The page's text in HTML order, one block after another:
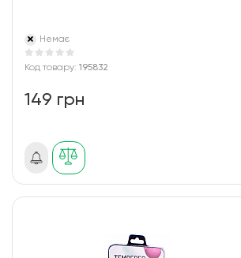
Немає
Код товару: 195832
149 грн